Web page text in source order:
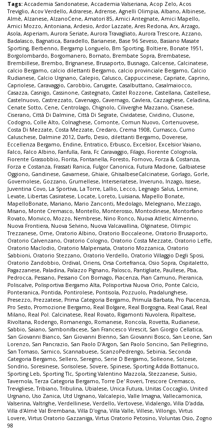
Tags: Accademia Sandonatese, Accademia Valseriana, Acop Zelo, Acos
Treviglio, Acov Verdello, Adrarese, Adrense, Agnelli Olimpia, Albano, Albinese,
Almè, Alzanese, AlzanoCene, Amatori 85, Amici Antegnate, Amici Mapello,
Amici Mozzo, Antoniana, Ardesio, Ardor Lazzate, Ares Redona, Arx, Arzago,
Asola, Asperiam, Aurora Seriate, Aurora Travagliato, Aurora Trescore, Azzano,
Badalasco, Bagnatica, Baradello, Barianese, Base 96 Seveso, Basiano Masate
Sporting, Berbenno, Bergamp Longuelo, Bm Sporting, Boltiere, Bonate 1951,
Borgolombardo, Borgomanero, Bornato, Brembate Sopra, Brembatese,
Brembillese, Brembo, Brignanese, Brusaporto, Busnago, Calcense, Calcinatese,
calcio Bergamo, calcio dilettanti Bergamo, calcio provinciale Bergamo, Calcio
Rudianese, Calcio Urgnano, Calepio, Calusco, Cappuccinese, Capriate, Caprino,
Capriolese, Caravaggio, Carobbio, Carugate, Casalbuttano, Casalmaiocco,
Casazza, Casnigo, Cassinone, Castegnato, Castel Rozzone, Castellana, Castellese,
Castelnuovo, Castrezzato, Cavenago, Cavernago, Cavlera, Cazzaghese, Celadina,
Cenate Sotto, Cene, Centrolago, Chignolo, Ciliverghe Mazzano, Cisanese,
Ciserano, Città Di Dalmine, Città Di Segrate, Cividatese, Cividino, Clusone,
Codogno, Colle Alto, Colnaghese, Comonte, Comun Nuovo, Cortenuovese,
Costa Di Mezzate, Costa Mezzate, Credaro, Crema 1908, Curnasco, Curno
Caluschese, Dalmine 2012, Darfo, Desio, dilettanti Bergamo, Doverese,
Eccellenza Bergamo, Endine, Entratico, Erbusco, Excelsior, Excelsior Vaiano,
Falco, Falco Albino, Fanfulla, Fara, Fc Caravaggio, Filago, Fiorente Colognola,
Fiorente Grassobbio, Fiorita, Fontanella, Foresto, Fornovo, Forza & Costanza,
Forza e Costanza, Frassati Ranica, Fulgor Canonica, Futura Madone, Galbiatese
Oggiono, Gandinese, Gavarnese, Ghiaie, GhisalbeseCalcinatese, Gorlago, Gorle,
Governolese, Gozzano, Grumellese, Interseriatese, Inveruno, Inzago, Issese,
Juventina Covo, La Sportiva, La Torre, Lallio, Lecco, Legnago Salus, Lemine,
Levate, Libertas Casiratese, Locate, Loreto, Luisiana, Mapello Bonate,
MapelloBonate, Mariano, Mario Zanconti, Medolago, Melegnano, Mezzago,
Misano, Monte Cremasco, Montello, Monterosso, Montodinese, Montorfano
Rovato, Monvico, Mozzo, Nembrese, Nino Ronco, Nuova Atletic Almenno,
Nuova Frontiera, Nuova Selvino, Nuova Valcavallina, Olginatese, Olimpic
Trezzanese, Ome, Oratorio Albino, Oratorio Boccaleone, Oratorio Brusaporto,
Oratorio Calvenzano, Oratorio Cologno, Oratorio Costa Mezzate, Oratorio Leffe,
Oratorio Maclodio, Oratorio Malpensata, Oratorio Mozzanica, Oratorio
Sabbioni, Oratorio Stezzano, Oratorio Verdello, Oratorio Villaggio Degli Sposi,
Oratorio Zandobbio, Ordival, Oriens, Orsa Cortefranca, Osio Sopra, Ospitaletto,
Pagazzanese, Paladina, Palazzo Pignano, Palosco, Pantigliate, Paullese, Pba,
Pedrocca, Pessano, Pessano Con Bornago, Piacenza, Pian Camuno, Pieranica,
Poliscalve, Polisportiva Bergamo Alta, Polisportiva Nuova Orio, Ponte Calcio,
Ponteranica, Pontida, Pontirolese, Pontisola, Pozzuolo, Pradalunghese,
Presezzo, Prezzatese, Prima Categoria Bergamo, Primula Barbata, Pro Piacenza,
Pro Sesto, Promozione Bergamo, Real Bolgare, Real Borgogna, Real Casal, Real
Milano, Real Pol. Calcinatese, Real Rovato, Rigamonti Nuvolera, Ripaltese,
Rivoltana, Rodengo, Romanengo, Romanese, Roncola, Rovetta, Rudianese,
Sabbio, Saiano, Sambonifacese, San Francesco Virescit, San Giorgio Cellatica,
San Giovanni Bianco, San Giovanni Bienno, San Giovanni Bosco, San Leone, San
Lorenzo, San Pancrazio, San Paolo D'Argon, San Paolo Soncino, San Pellegrino,
San Tomaso, Sarnico, Scannabuese, ScanzoPedrengo, Sebinia, Seconda
Categoria Bergamo, Sellero, Seregno, Serie D Bergamo, Solleone, Solzese,
Sondrio, Soresinese, Sorisolese, Sovere, Spinese, Sporting Adda Bottanuco,
Sporting Leb, Sporting Tlc, Sporting Valentino Mazzola, Stezzanese, Suisio,
Tavernola,Terza Categoria Bergamo,Torre De' Roveri,Trescore Cremasco,
Trevigliese,Tribiano,Tribulina, Ubialese, Unica Futura, Unitas Coccaglio, United
Urgnano, Uso Zanica, Utd Urgnano, Valcalepio, Valle Imagna, Vallecamonica,
Valserina, Valtrighe, Verdellinese, Verdello, Vertovese, Vidalengo, Villa D'adda,
Villa d'Almè Val Brembana, Villa D'ogna, Villa Valle, Villese, Villongo, Virtus
Lovere, Virtus Oratorio Gazzaniga, Virtus Oratorio Petosino, Voluntas Osio, Zogno
98